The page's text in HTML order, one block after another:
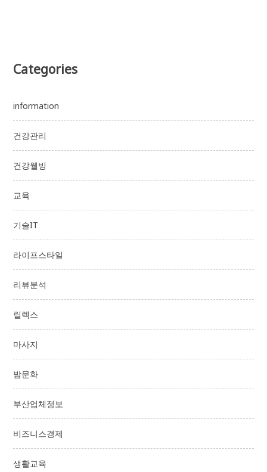
Categories
information
건강관리
건강웰빙
교육
기술IT
라이프스타일
리뷰분석
릴렉스
마사지
밤문화
부산업체정보
비즈니스경제
생활교육